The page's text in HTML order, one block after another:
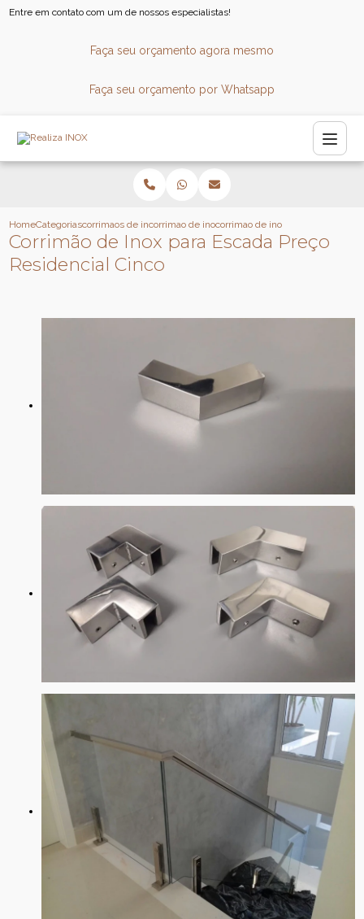
Entre em contato com um de nossos especialistas!
Faça seu orçamento agora mesmo
Faça seu orçamento por Whatsapp
HomeCategoriascorrimaos de inoxcorrimao de inox para consultorio
corrimao de inox para escada
Corrimão de Inox para Escada Preço
Residencial Cinco